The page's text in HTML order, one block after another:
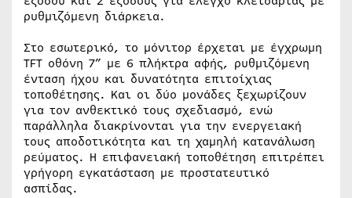
ρυθμιζόμενη διάρκεια.
Στο εσωτερικό, το μόνιτορ έρχεται με έγχρωμη
TFT οθόνη 7” με 6 πλήκτρα αφής, ρυθμιζόμενη
ένταση ήχου και δυνατότητα επιτοίχιας
τοποθέτησης. Και οι δύο μονάδες ξεχωρίζουν
για τον ανθεκτικό τους σχεδιασμό, ενώ
παράλληλα διακρίνονται για την ενεργειακή
τους αποδοτικότητα και τη χαμηλή κατανάλωση
ρεύματος. Η επιφανειακή τοποθέτηση επιτρέπει
γρήγορη εγκατάσταση με προστατευτικό
ασπίδας.